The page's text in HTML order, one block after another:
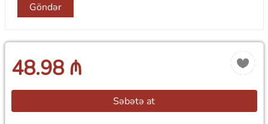
Göndər
48.98 ₼
Səbətə at